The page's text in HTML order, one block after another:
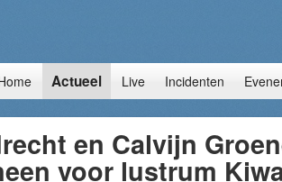
Actueel Live Incidenten
en Calvijn
voor lustrum